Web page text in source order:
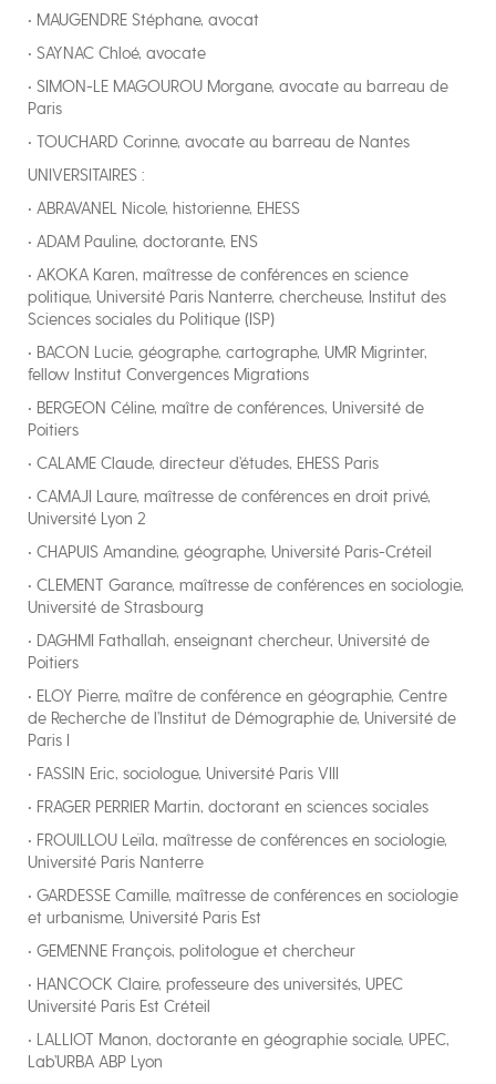
• MAUGENDRE Stéphane, avocat
• SAYNAC Chloé, avocate
• SIMON-LE MAGOUROU Morgane, avocate au barreau de
Paris
• TOUCHARD Corinne, avocate au barreau de Nantes
UNIVERSITAIRES :
• ABRAVANEL Nicole, historienne, EHESS
• ADAM Pauline, doctorante, ENS
• AKOKA Karen, maîtresse de conférences en science
politique, Université Paris Nanterre, chercheuse, Institut des
Sciences sociales du Politique (ISP)
• BACON Lucie, géographe, cartographe, UMR Migrinter,
fellow Institut Convergences Migrations
• BERGEON Céline, maître de conférences, Université de
Poitiers
• CALAME Claude, directeur d’études, EHESS Paris
• CAMAJI Laure, maîtresse de conférences en droit privé,
Université Lyon 2
• CHAPUIS Amandine, géographe, Université Paris-Créteil
• CLEMENT Garance, maîtresse de conférences en sociologie,
Université de Strasbourg
• DAGHMI Fathallah, enseignant chercheur, Université de
Poitiers
• ELOY Pierre, maître de conférence en géographie, Centre
de Recherche de l’Institut de Démographie de, Université de
Paris I
• FASSIN Eric, sociologue, Université Paris VIII
• FRAGER PERRIER Martin, doctorant en sciences sociales
• FROUILLOU Leïla, maîtresse de conférences en sociologie,
Université Paris Nanterre
• GARDESSE Camille, maîtresse de conférences en sociologie
et urbanisme, Université Paris Est
• GEMENNE François, politologue et chercheur
• HANCOCK Claire, professeure des universités, UPEC
Université Paris Est Créteil
• LALLIOT Manon, doctorante en géographie sociale, UPEC,
Lab’URBA ABP Lyon